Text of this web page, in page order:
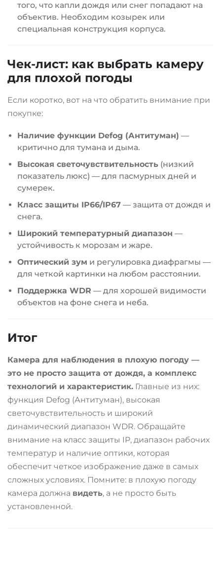
того, что капли дождя или снег попадают на
объектив. Необходим козырек или
специальная конструкция корпуса.
Чек-лист: как выбрать камеру
для плохой погоды
Если коротко, вот на что обратить внимание при
покупке:
Наличие функции Defog (Антитуман) —
критично для тумана и дыма.
Высокая светочувствительность (низкий
показатель люкс) — для пасмурных дней и
сумерек.
Класс защиты IP66/IP67 — защита от дождя и
снега.
Широкий температурный диапазон —
устойчивость к морозам и жаре.
Оптический зум и регулировка диафрагмы —
для четкой картинки на любом расстоянии.
Поддержка WDR — для хорошей видимости
объектов на фоне снега и неба.
Итог
Камера для наблюдения в плохую погоду —
это не просто защита от дождя, а комплекс
технологий и характеристик. Главные из них:
функция Defog (Антитуман), высокая
светочувствительность и широкий
динамический диапазон WDR. Обращайте
внимание на класс защиты IP, диапазон рабочих
температур и наличие оптики, которая
обеспечит четкое изображение даже в самых
сложных условиях. Помните: в плохую погоду
камера должна видеть, а не просто быть
установленной.